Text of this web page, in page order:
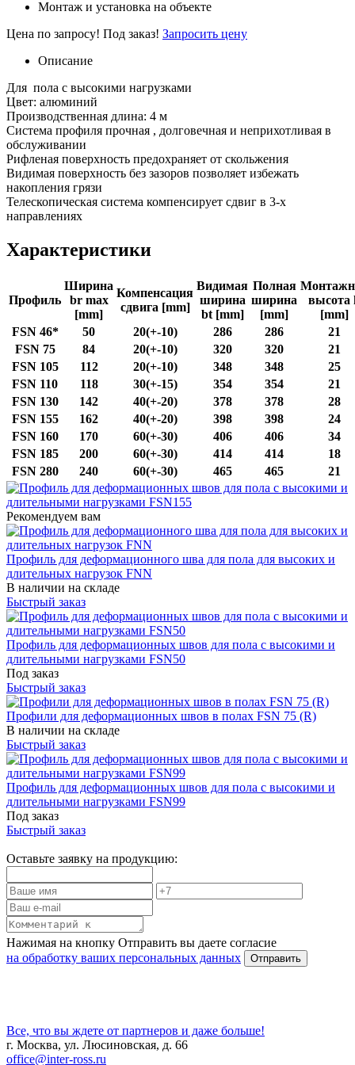
Монтаж и установка на объекте
Цена по запросу! Под заказ! Запросить цену
Описание
Для пола с высокими нагрузками
Цвет: алюминий
Производственная длина: 4 м
Система профиля прочная , долговечная и неприхотливая в
обслуживании
Рифленая поверхность предохраняет от скольжения
Видимая поверхность без зазоров позволяет избежать
накопления грязи
Телескопическая система компенсирует сдвиг в 3-х
направлениях
Характеристики
Профиль
Ширина
br max
[mm]
Компенсация
сдвига [mm]
Видимая
ширина
bt [mm]
Полная
ширина
[mm]
высота
[mm]
FSN 46*
50 20(+-10) 286 286
21
FSN 75
84 20(+-10) 320 320
21
FSN 105
112 20(+-10) 348 348
25
FSN 110
118 30(+-15) 354 354
21
FSN 130
142 40(+-20) 378 378
28
FSN 155
162 40(+-20) 398 398
24
FSN 160
170 60(+-30) 406 406
34
FSN 185
200 60(+-30) 414 414
18
FSN 280
240 60(+-30) 465 465 21
Рекомендуем вам
Профиль для деформационного шва для пола для высоких и
длительных нагрузок FNN
В наличии на складе
Быстрый заказ
Профиль для деформационных швов для пола с высокими и
длительными нагрузками FSN50
Под заказ
Быстрый заказ
Профили для деформационных швов в полах FSN 75 (R)
В наличии на складе
Быстрый заказ
Профиль для деформационных швов для пола с высокими и
длительными нагрузками FSN99
Под заказ
Быстрый заказ
Оставьте заявку на продукцию:
Нажимая на кнопку Отправить вы даете согласие
на обработку ваших персональных данных
Все, что вы ждете от партнеров и даже больше!
г. Москва, ул. Люсиновская, д. 66
office@inter-ross.ru